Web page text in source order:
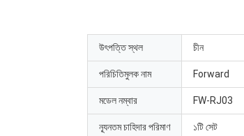
উৎপত্তি স্থল চীন
পরিচিতিমুলক নাম Forward
মডেল নম্বার FW-RJ03
ন্যূনতম চাহিদার পরিমাণ ১টি সেট